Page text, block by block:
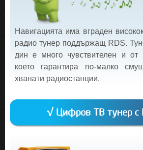
Навигацията има вграден
радио тунер поддържащ RDS.
дин е много чувствителен и от
което гарантира по-малко
хванати радиостанции.
√ Цифров ТВ тунер с